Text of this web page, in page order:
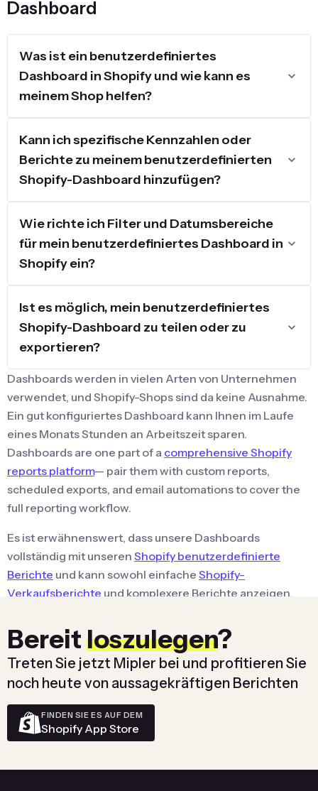
Dashboard
Was ist ein benutzerdefiniertes
Dashboard in Shopify und wie kann es
meinem Shop helfen?
Kann ich spezifische Kennzahlen oder
Berichte zu meinem benutzerdefinierten
Shopify-Dashboard hinzufügen?
Wie richte ich Filter und Datumsbereiche
für mein benutzerdefiniertes Dashboard in
Shopify ein?
Ist es möglich, mein benutzerdefiniertes
Shopify-Dashboard zu teilen oder zu
exportieren?
Dashboards werden in vielen Arten von Unternehmen
verwendet, und Shopify-Shops sind da keine Ausnahme.
Ein gut konfiguriertes Dashboard kann Ihnen im Laufe
eines Monats Stunden an Arbeitszeit sparen.
Dashboards are one part of a comprehensive Shopify
reports platform— pair them with custom reports,
scheduled exports, and email automations to cover the
full reporting workflow.
Es ist erwähnenswert, dass unsere Dashboards
vollständig mit unseren Shopify benutzerdefinierte
Berichte und kann sowohl einfache Shopify-
Verkaufsberichte und komplexere Berichte anzeigen,
Prefer working with your data through a chat interface?
OurShopify MCP for Claude lets you build and query
these same dashboards using natural language in
Bereitloszulegen?
Treten Sie jetzt Mipler bei und profitieren Sie
noch heute von aussagekräftigen Berichten
FINDEN SIE ES AUF DEM
Shopify App Store